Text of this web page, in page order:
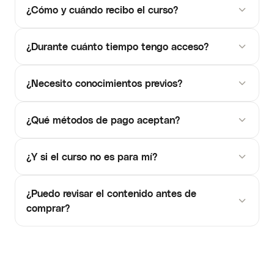
¿Cómo y cuándo recibo el curso?
¿Durante cuánto tiempo tengo acceso?
¿Necesito conocimientos previos?
¿Qué métodos de pago aceptan?
¿Y si el curso no es para mí?
¿Puedo revisar el contenido antes de
comprar?